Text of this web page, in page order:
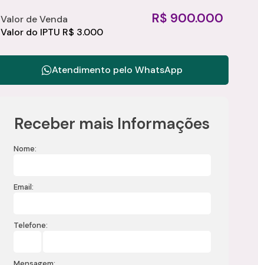
R$ 900.000
Valor de Venda
Valor do IPTU R$ 3.000
Atendimento peloWhatsApp
Receber mais Informações
Nome:
Email:
Telefone: